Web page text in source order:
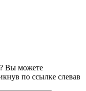
Вы можете
по ссылке слевав